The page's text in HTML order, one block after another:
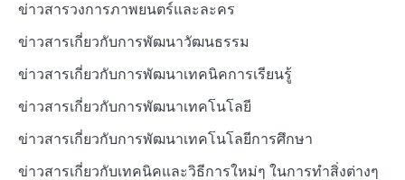
ข่าวสารวงการภาพยนตร์และละคร
ข่าวสารเกี่ยวกับการพัฒนาวัฒนธรรม
ข่าวสารเกี่ยวกับการพัฒนาเทคนิคการเรียนรู้
ข่าวสารเกี่ยวกับการพัฒนาเทคโนโลยี
ข่าวสารเกี่ยวกับการพัฒนาเทคโนโลยีการศึกษา
ข่าวสารเกี่ยวกับเทคนิคและวิธีการใหม่ๆ ในการทำสิ่งต่างๆ